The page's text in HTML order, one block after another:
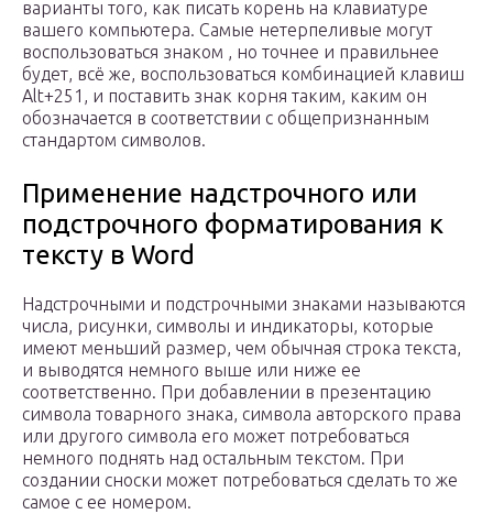
варианты того, как писать корень на клавиатуре
вашего компьютера. Самые нетерпеливые могут
воспользоваться знаком , но точнее и правильнее
будет, всё же, воспользоваться комбинацией клавиш
Alt+251, и поставить знак корня таким, каким он
обозначается в соответствии с общепризнанным
стандартом символов.
Применение надстрочного или
подстрочного форматирования к
тексту в Word
Надстрочными и подстрочными знаками называются
числа, рисунки, символы и индикаторы, которые
имеют меньший размер, чем обычная строка текста,
и выводятся немного выше или ниже ее
соответственно. При добавлении в презентацию
символа товарного знака, символа авторского права
или другого символа его может потребоваться
немного поднять над остальным текстом. При
создании сноски может потребоваться сделать то же
самое с ее номером.